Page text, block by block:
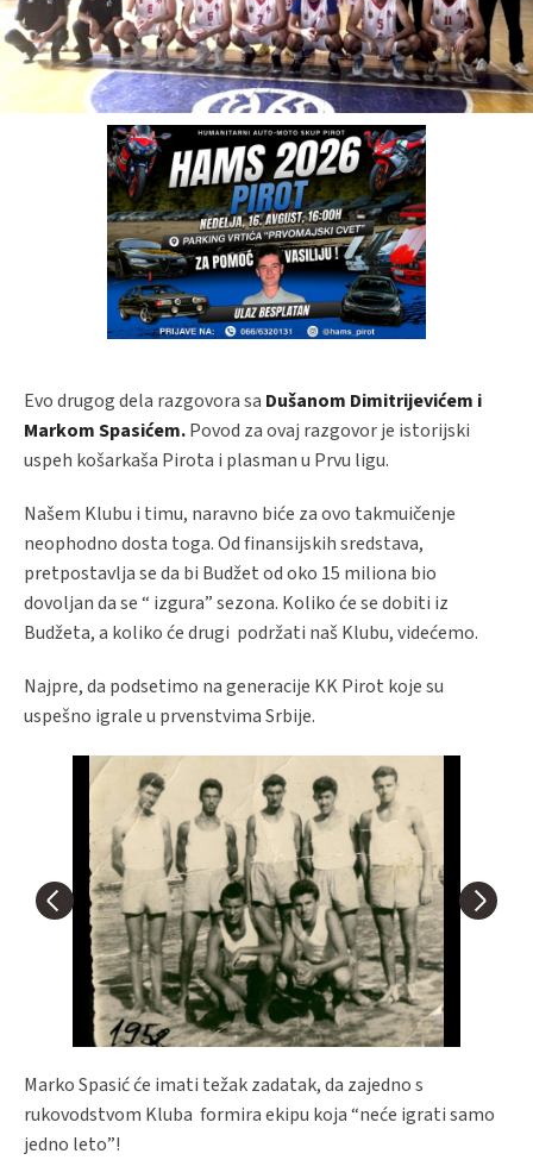
Evo drugog dela razgovora sa Dušanom Dimitrijevićem i
Markom Spasićem.Povod za ovaj razgovor je istorijski
uspeh košarkaša Pirota i plasman u Prvu ligu.
Našem Klubu i timu, naravno biće za ovo takmuičenje
neophodno dosta toga. Od finansijskih sredstava,
pretpostavlja se da bi Budžet od oko 15 miliona bio
dovoljan da se “ izgura” sezona. Koliko će se dobiti iz
Budžeta, a koliko će drugi podržati naš Klubu, videćemo.
Najpre, da podsetimo na generacije KK Pirot koje su
uspešno igrale u prvenstvima Srbije.
Marko Spasić će imati težak zadatak, da zajedno s
rukovodstvom Kluba formira ekipu koja “neće igrati samo
jedno leto”!